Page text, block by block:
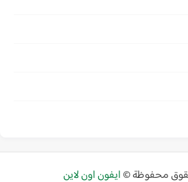
محفوظة ©ايفون اون لاين